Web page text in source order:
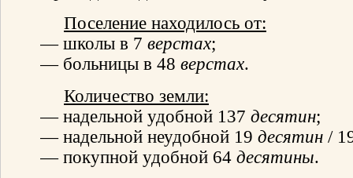
Поселение находилось от:
— школы в 7 верстах;
— больницы в 48 верстах.
Количество земли:
— надельной удобной 137 десятин;
— надельной неудобной 19 десятин /
— покупной удобной 64 десятины.